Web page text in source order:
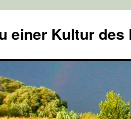
einer Kultur des